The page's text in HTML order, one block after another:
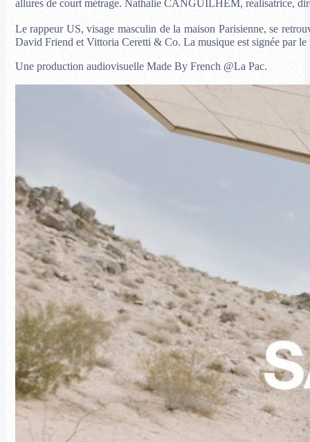
allures de court métrage. Nathalie CANGUILHEM, réalisatrice,
Le rappeur US, visage masculin de la maison Parisienne, se
David Friend et Vittoria Ceretti & Co. La musique est signée par
Une production audiovisuelle Made By French @La Pac.